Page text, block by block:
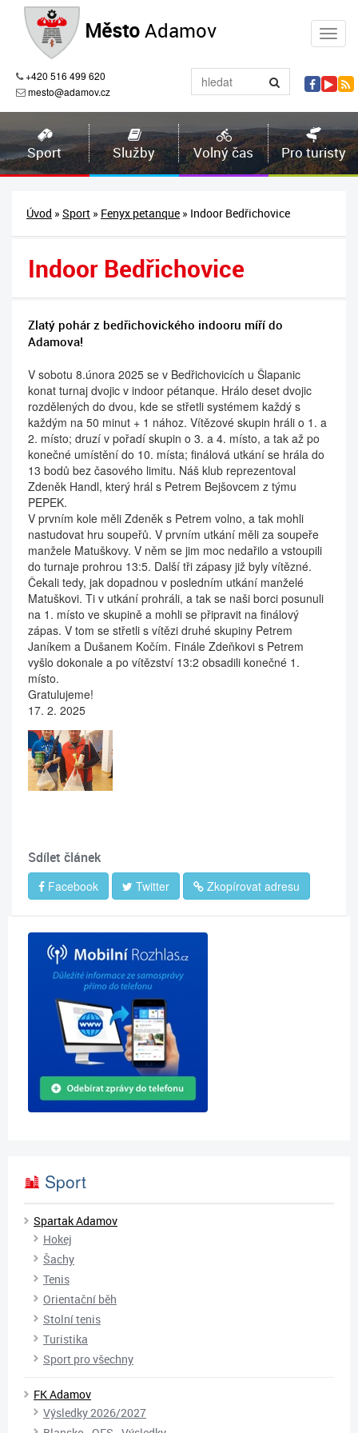
MěstoAdamov
+420 516 499 620
mesto@adamov.cz
Sport Služby Volný čas Pro turisty
Úvod » Sport » Fenyx petanque » Indoor Bedřichovice
Indoor Bedřichovice
Zlatý pohár z bedřichovického indooru míří do
Adamova!
V sobotu 8.února 2025 se v Bedřichovicích u Šlapanic
konat turnaj dvojic v indoor pétanque. Hrálo deset dvojic
rozdělených do dvou, kde se střetli systémem každý s
každým na 50 minut + 1 nához. Vítězové skupin hráli o 1. a
2. místo; druzí v pořadí skupin o 3. a 4. místo, a tak až po
konečné umístění do 10. místa; finálová utkání se hrála do
13 bodů bez časového limitu. Náš klub reprezentoval
Zdeněk Handl, který hrál s Petrem Bejšovcem z týmu
PEPEK.
V prvním kole měli Zdeněk s Petrem volno, a tak mohli
nastudovat hru soupeřů. V prvním utkání měli za soupeře
manžele Matuškovy. V něm se jim moc nedařilo a vstoupili
do turnaje prohrou 13:5. Další tři zápasy již byly vítězné.
Čekali tedy, jak dopadnou v posledním utkání manželé
Matuškovi. Ti v utkání prohráli, a tak se naši borci posunuli
na 1. místo ve skupině a mohli se připravit na finálový
zápas. V tom se střetli s vítězi druhé skupiny Petrem
Janíkem a Dušanem Kočím. Finále Zdeňkovi s Petrem
vyšlo dokonale a po vítězství 13:2 obsadili konečné 1.
místo.
Gratulujeme!
17. 2. 2025
Sdílet článek
Facebook Twitter Zkopírovat adresu
Sport
Spartak Adamov
Hokej
Šachy
Tenis
Orientační běh
Stolní tenis
Turistika
Sport pro všechny
FK Adamov
Výsledky 2026/2027